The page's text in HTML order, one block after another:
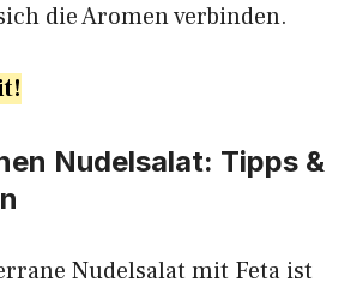
die Aromen verbinden.
Nudelsalat: Tipps &
Nudelsalat mit Feta ist